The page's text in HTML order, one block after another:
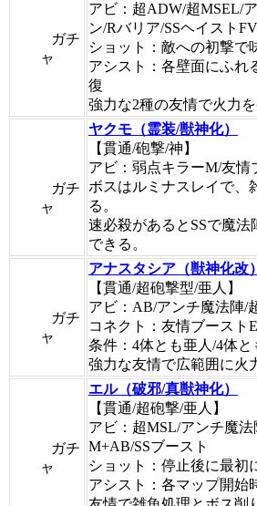
ガチ
ャ
アビ：超ADW/超MSEL/
ン/Rバリア/SSヘイストFV
ショット：敵への初撃で
アシスト：各壁面にふれ
復
強力な2種の友情で火力を
ガチ
ャ
ヤクモ（霊装/獣神化）
【貫通/砲撃/神】
アビ：弱点キラーM/友情
ボスはルミナスレイで、
る。
速必殺があるとSSで魔
できる。
ガチ
ャ
アナスタシア（獣神化改）
【貫通/超砲撃型/亜人】
アビ：AB/アンチ魔法陣/
コネクト：友情ブースト
条件：4体とも亜人/4体と
強力な友情で広範囲に火
ガチ
ャ
エル（破邪/真獣神化）
【貫通/超砲撃/亜人】
アビ：超MSL/アンチ魔
M+AB/SSブースト
ショット：停止後に最初
アシスト：各マップ開始